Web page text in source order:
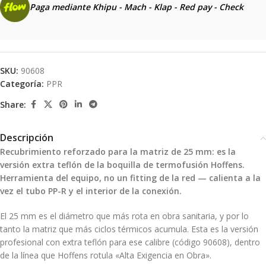
Paga mediante Khipu - Mach - Klap - Red pay - Check
SKU: 90608
Categoría: PPR
Share:
Descripción
Recubrimiento reforzado para la matriz de 25 mm: es la
versión extra teflón de la boquilla de termofusión Hoffens.
Herramienta del equipo, no un fitting de la red — calienta a la
vez el tubo PP-R y el interior de la conexión.
El 25 mm es el diámetro que más rota en obra sanitaria, y por lo
tanto la matriz que más ciclos térmicos acumula. Esta es la versión
profesional con extra teflón para ese calibre (código 90608), dentro
de la línea que Hoffens rotula «Alta Exigencia en Obra».